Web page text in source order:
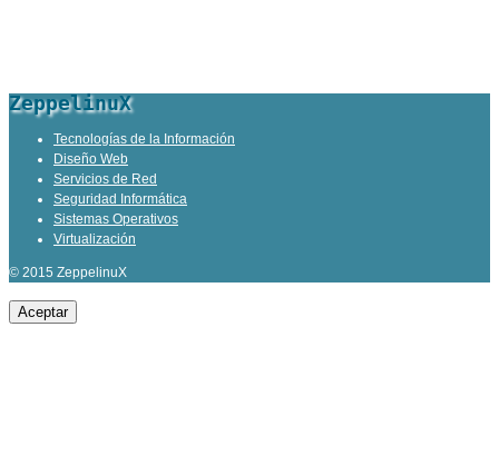
ZeppelinuX
Tecnologías de la Información
Diseño Web
Servicios de Red
Seguridad Informática
Sistemas Operativos
Virtualización
© 2015 ZeppelinuX
Aceptar